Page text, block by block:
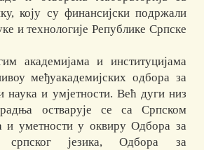
коју су финансијски подржали
и технологије Републике Српске
академијама и институцијама
међуакадемијских одбора за
наука и умјетности. Већ дуги низ
остварује се са Српском
и уметности у оквиру Одбора за
српског језика, Одбора за